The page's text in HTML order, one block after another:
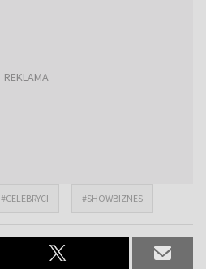
#CELEBRYCI #SHOWBIZNES